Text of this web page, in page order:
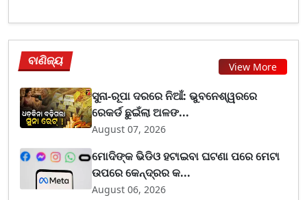
ବାଣିଜ୍ୟ View More
ସୁନା-ରୂପା ଦରରେ ନିଆଁ: ଭୁବନେଶ୍ୱରରେ
ରେକର୍ଡ ଛୁଇଁଲା ଅଳଙ...
August 07, 2026
ମୋଦିଙ୍କ ଭିଡିଓ ହଟାଇବା ଘଟଣା ପରେ ମେଟା
ଉପରେ କେନ୍ଦ୍ରର କ...
August 06, 2026